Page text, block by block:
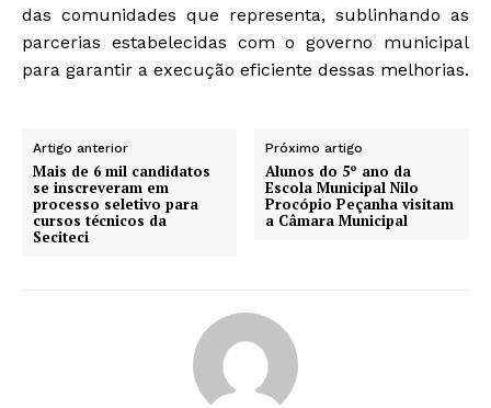
das comunidades que representa, sublinhando as
parcerias estabelecidas com o governo municipal
para garantir a execução eficiente dessas melhorias.
Artigo anterior
Mais de 6 mil candidatos
se inscreveram em
processo seletivo para
cursos técnicos da
Seciteci
Próximo artigo
Alunos do 5º ano da
Escola Municipal Nilo
Procópio Peçanha visitam
a Câmara Municipal